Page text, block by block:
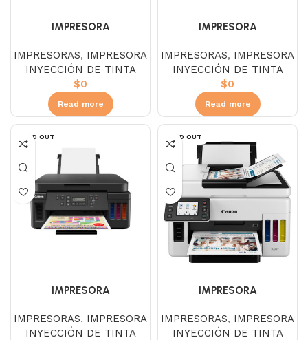
IMPRESORA
G3160
IMPRESORAS, IMPRESORA
INYECCIÓN DE TINTA
$0
Read more
IMPRESORA
G4170
IMPRESORAS, IMPRESORA
INYECCIÓN DE TINTA
$0
Read more
SOLD OUT
IMPRESORA
G6010
IMPRESORAS, IMPRESORA
INYECCIÓN DE TINTA
SOLD OUT
IMPRESORA
GX6010
IMPRESORAS, IMPRESORA
INYECCIÓN DE TINTA